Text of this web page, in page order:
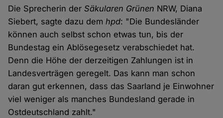
Die Sprecherin derSäkularen Grünen NRW, Diana
Siebert, sagte dazu demhpd: "Die Bundesländer
können auch selbst schon etwas tun, bis der
Bundestag ein Ablösegesetz verabschiedet hat.
Denn die Höhe der derzeitigen Zahlungen ist in
Landesverträgen geregelt. Das kann man schon
daran gut erkennen, dass das Saarland je Einwohner
viel weniger als manches Bundesland gerade in
Ostdeutschland zahlt."